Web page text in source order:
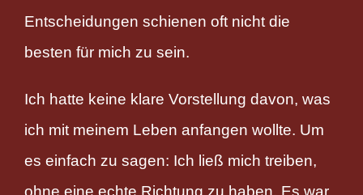
Entscheidungen schienen oft nicht die
besten für mich zu sein.
Ich hatte keine klare Vorstellung davon, was
ich mit meinem Leben anfangen wollte. Um
es einfach zu sagen: Ich ließ mich treiben,
ohne eine echte Richtung zu haben. Es war